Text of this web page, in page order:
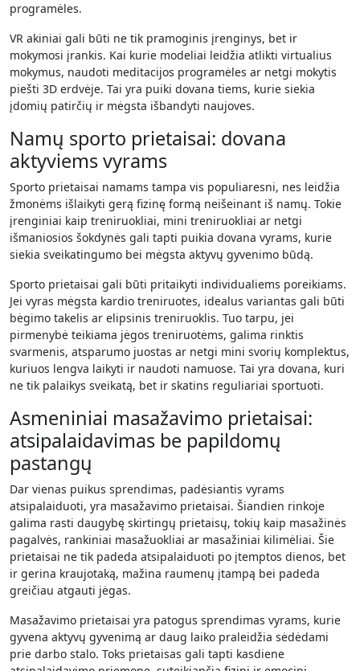
programėles.
VR akiniai gali būti ne tik pramoginis įrenginys, bet ir
mokymosi įrankis. Kai kurie modeliai leidžia atlikti virtualius
mokymus, naudoti meditacijos programėles ar netgi mokytis
piešti 3D erdvėje. Tai yra puiki dovana tiems, kurie siekia
įdomių patirčių ir mėgsta išbandyti naujoves.
Namų sporto prietaisai: dovana
aktyviems vyrams
Sporto prietaisai namams tampa vis populiaresni, nes leidžia
žmonėms išlaikyti gerą fizinę formą neišeinant iš namų. Tokie
įrenginiai kaip treniruokliai, mini treniruokliai ar netgi
išmaniosios šokdynės gali tapti puikia dovana vyrams, kurie
siekia sveikatingumo bei mėgsta aktyvų gyvenimo būdą.
Sporto prietaisai gali būti pritaikyti individualiems poreikiams.
Jei vyras mėgsta kardio treniruotes, idealus variantas gali būti
bėgimo takelis ar elipsinis treniruoklis. Tuo tarpu, jei
pirmenybė teikiama jėgos treniruotėms, galima rinktis
svarmenis, atsparumo juostas ar netgi mini svorių komplektus,
kuriuos lengva laikyti ir naudoti namuose. Tai yra dovana, kuri
ne tik palaikys sveikatą, bet ir skatins reguliariai sportuoti.
Asmeniniai masažavimo prietaisai:
atsipalaidavimas be papildomų
pastangų
Dar vienas puikus sprendimas, padėsiantis vyrams
atsipalaiduoti, yra masažavimo prietaisai. Šiandien rinkoje
galima rasti daugybę skirtingų prietaisų, tokių kaip masažinės
pagalvės, rankiniai masažuokliai ar masažiniai kilimėliai. Šie
prietaisai ne tik padeda atsipalaiduoti po įtemptos dienos, bet
ir gerina kraujotaką, mažina raumenų įtampą bei padeda
greičiau atgauti jėgas.
Masažavimo prietaisai yra patogus sprendimas vyrams, kurie
gyvena aktyvų gyvenimą ar daug laiko praleidžia sėdėdami
prie darbo stalo. Toks prietaisas gali tapti kasdiene